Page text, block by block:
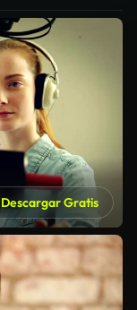
Descargar Gratis